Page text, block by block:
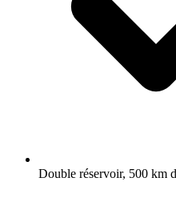
Double réservoir, 500 km